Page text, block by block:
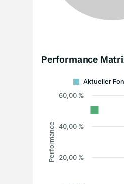
Performance
Performance
Aktueller
20,00 %
40,00 %
60,00 %